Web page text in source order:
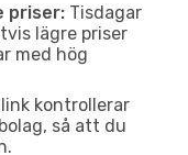
priser: Tisdagar
lägre priser
med hög
kontrollerar
så att du